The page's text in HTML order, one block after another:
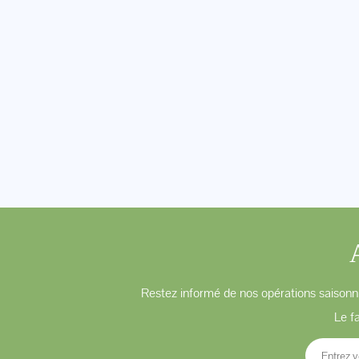
Restez informé de nos opérations
Le